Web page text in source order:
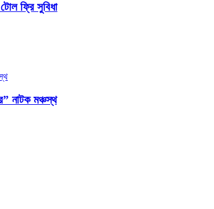
ফ্রি সুবিধা
নাটক মঞ্চস্থ